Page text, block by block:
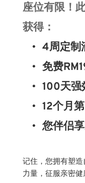
座位有限！
获得：
4周定制
免费
100天强
12个月
您伴侣
记住，您拥有塑
力量，征服亲密健